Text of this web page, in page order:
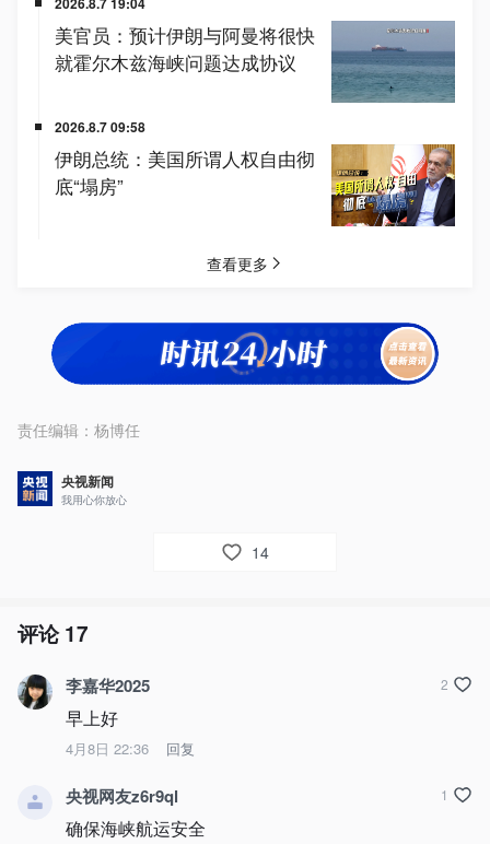
责任编辑： 杨博任
央视新闻
我用心你放心
14
评论17
李嘉华2025
早上好
4月8日 22:36 回复
2
央视网友z6r9ql
确保海峡航运安全
1